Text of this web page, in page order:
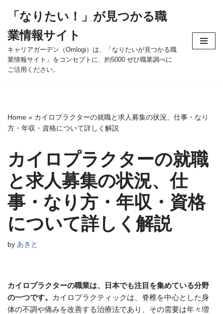
ン
テ
ン
ツ
ッ
プ
「なりたい！」が見つかる職
業情報サイト
キャリアガーデン（Omlogi）は、「なりたいが見つかる職
業情報サイト」をコンセプトに、約5000 ぜひ職業調べに
ご活用ください。
Home » カイロプラクターの就職と求人募集の状況、仕事・なり
方・年収・資格について詳しく解説
カイロプラクターの就職
と求人募集の状況、仕
事・なり方・年収・資格
について詳しく解説
by あきと
カイロプラクターの職業は、日本でも注目を集めている分野
の一つです。
カイロプラクティックは、脊椎を中心とした身
体の不調や痛みを改善する治療法であり、その需要は年々増